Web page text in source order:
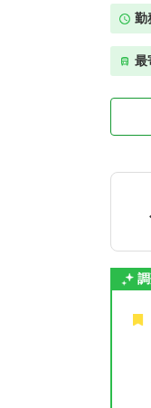
勤
最